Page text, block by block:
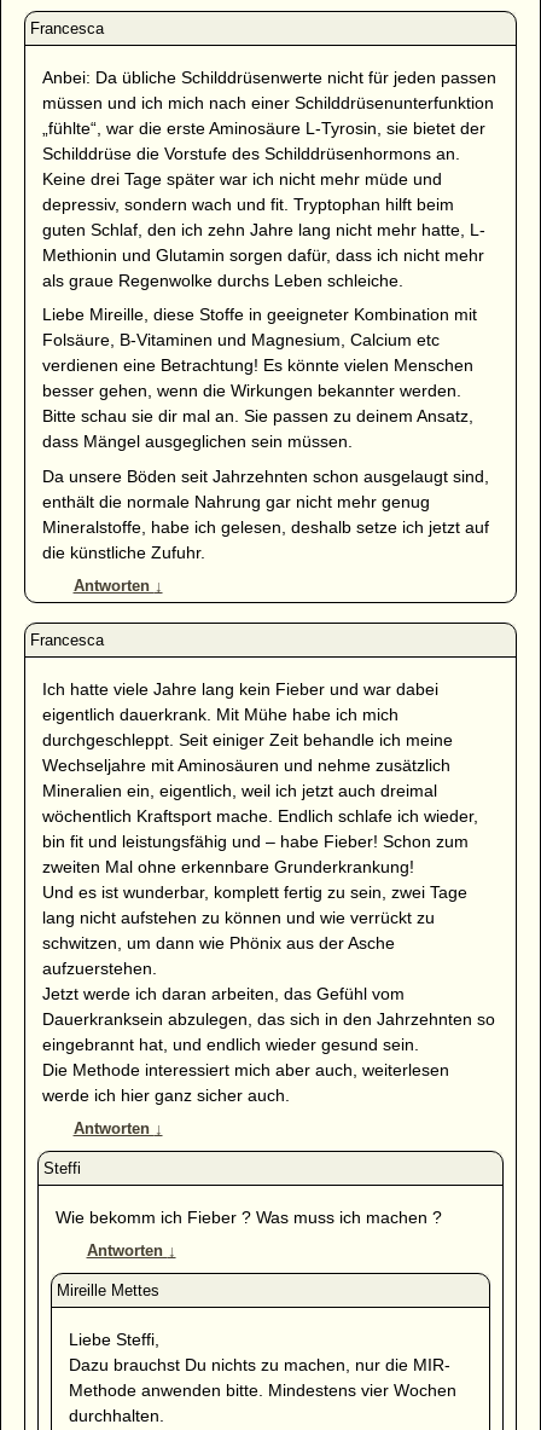
Anbei: Da übliche Schilddrüsenwerte nicht für jeden passen
müssen und ich mich nach einer Schilddrüsenunterfunktion
„fühlte“, war die erste Aminosäure L-Tyrosin, sie bietet der
Schilddrüse die Vorstufe des Schilddrüsenhormons an.
Keine drei Tage später war ich nicht mehr müde und
depressiv, sondern wach und fit. Tryptophan hilft beim
guten Schlaf, den ich zehn Jahre lang nicht mehr hatte, L-
Methionin und Glutamin sorgen dafür, dass ich nicht mehr
als graue Regenwolke durchs Leben schleiche.
Liebe Mireille, diese Stoffe in geeigneter Kombination mit
Folsäure, B-Vitaminen und Magnesium, Calcium etc
verdienen eine Betrachtung! Es könnte vielen Menschen
besser gehen, wenn die Wirkungen bekannter werden.
Bitte schau sie dir mal an. Sie passen zu deinem Ansatz,
dass Mängel ausgeglichen sein müssen.
Da unsere Böden seit Jahrzehnten schon ausgelaugt sind,
enthält die normale Nahrung gar nicht mehr genug
Mineralstoffe, habe ich gelesen, deshalb setze ich jetzt auf
die künstliche Zufuhr.
Antworten ↓
Ich hatte viele Jahre lang kein Fieber und war dabei
eigentlich dauerkrank. Mit Mühe habe ich mich
durchgeschleppt. Seit einiger Zeit behandle ich meine
Wechseljahre mit Aminosäuren und nehme zusätzlich
Mineralien ein, eigentlich, weil ich jetzt auch dreimal
wöchentlich Kraftsport mache. Endlich schlafe ich wieder,
bin fit und leistungsfähig und – habe Fieber! Schon zum
zweiten Mal ohne erkennbare Grunderkrankung!
Und es ist wunderbar, komplett fertig zu sein, zwei Tage
lang nicht aufstehen zu können und wie verrückt zu
schwitzen, um dann wie Phönix aus der Asche
aufzuerstehen.
Jetzt werde ich daran arbeiten, das Gefühl vom
Dauerkranksein abzulegen, das sich in den Jahrzehnten so
eingebrannt hat, und endlich wieder gesund sein.
Die Methode interessiert mich aber auch, weiterlesen
werde ich hier ganz sicher auch.
Antworten ↓
Wie bekomm ich Fieber ? Was muss ich machen ?
Antworten ↓
Liebe Steffi,
Dazu brauchst Du nichts zu machen, nur die MIR-
Methode anwenden bitte. Mindestens vier Wochen
durchhalten.